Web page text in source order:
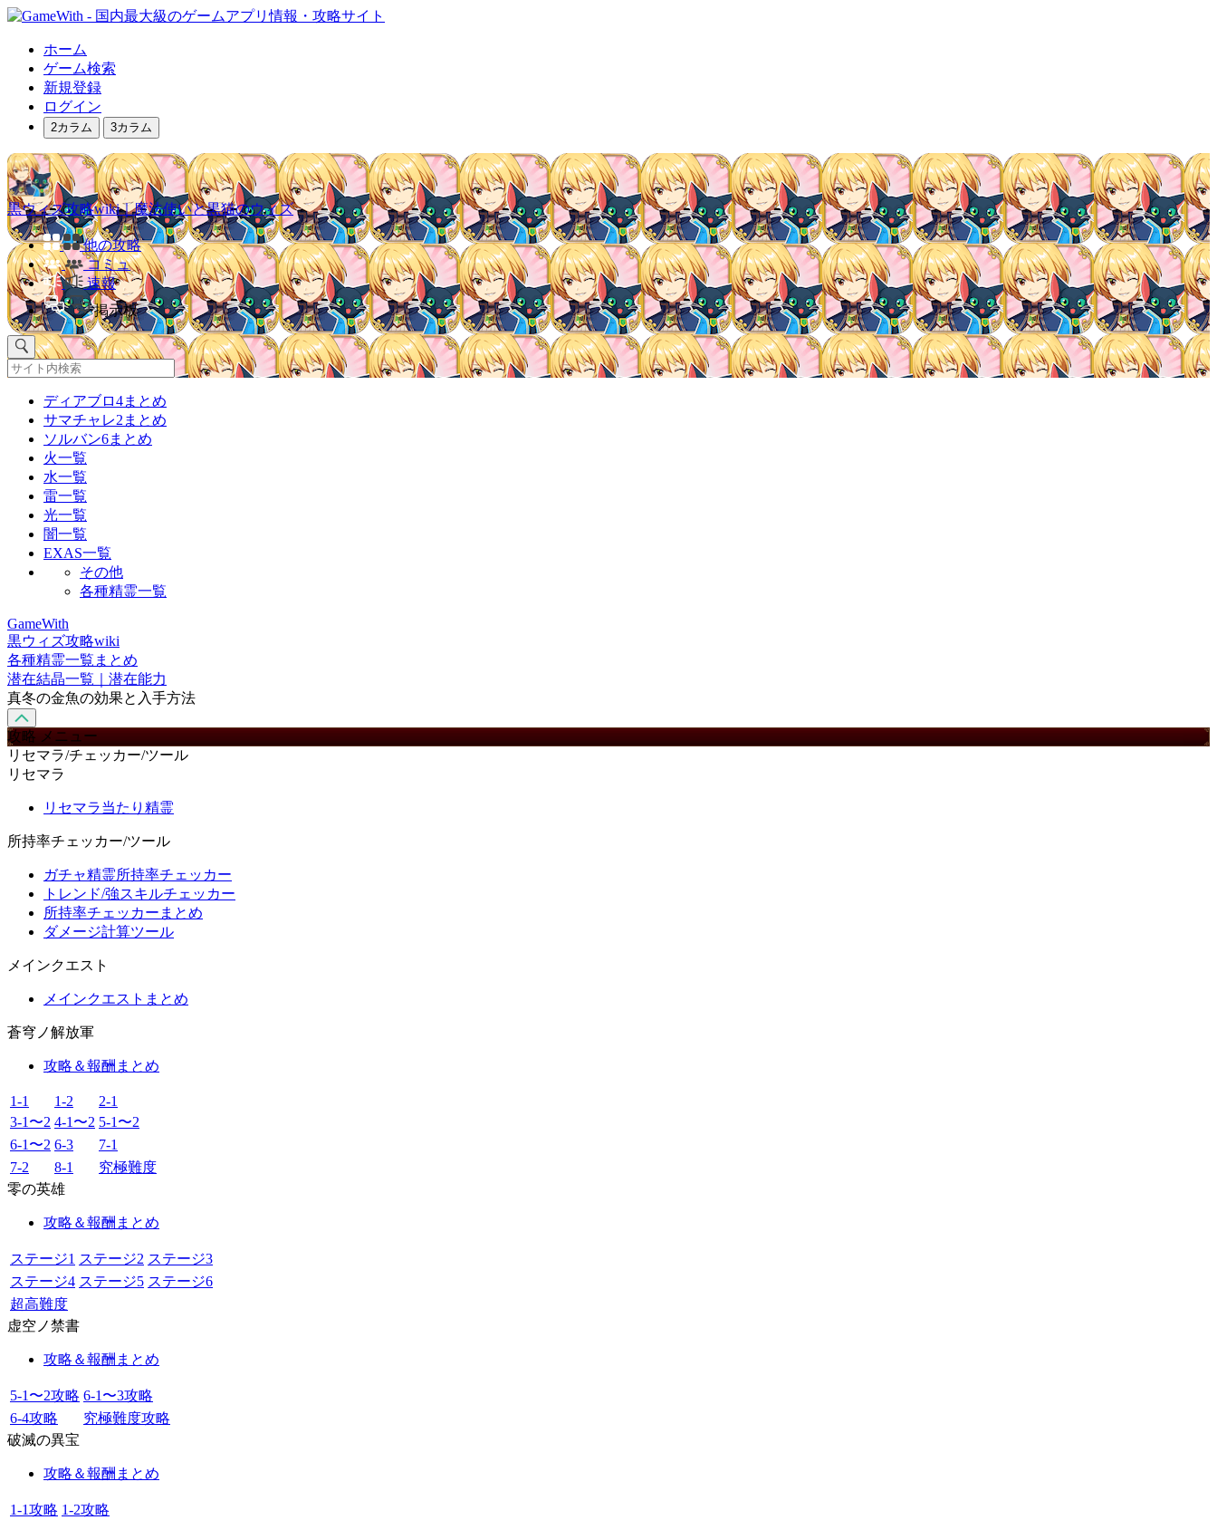
ホーム
ゲーム検索
新規登録
ログイン
2カラム 3カラム
黒ウィズ攻略wiki｜魔法使いと黒猫のウィズ
他の攻略
コミュ
速報
掲示板
ディアブロ4まとめ
サマチャレ2まとめ
ソルバン6まとめ
火一覧
水一覧
雷一覧
光一覧
闇一覧
EXAS一覧
その他
各種精霊一覧
GameWith
黒ウィズ攻略wiki
各種精霊一覧まとめ
潜在結晶一覧｜潜在能力
真冬の金魚の効果と入手方法
攻略 メニュー
リセマラ/チェッカー/ツール
リセマラ
リセマラ当たり精霊
所持率チェッカー/ツール
ガチャ精霊所持率チェッカー
トレンド/強スキルチェッカー
所持率チェッカーまとめ
ダメージ計算ツール
メインクエスト
メインクエストまとめ
蒼穹ノ解放軍
攻略＆報酬まとめ
1-1 1-2
2-1
3-1〜2 4-1〜2 5-1〜2
6-1〜2 6-3
7-1
7-2
8-1
究極難度
零の英雄
攻略＆報酬まとめ
ステージ1 ステージ2 ステージ3
ステージ4 ステージ5 ステージ6
超高難度
虚空ノ禁書
攻略＆報酬まとめ
5-1〜2攻略 6-1〜3攻略
6-4攻略
究極難度攻略
破滅の異宝
攻略＆報酬まとめ
1-1攻略 1-2攻略